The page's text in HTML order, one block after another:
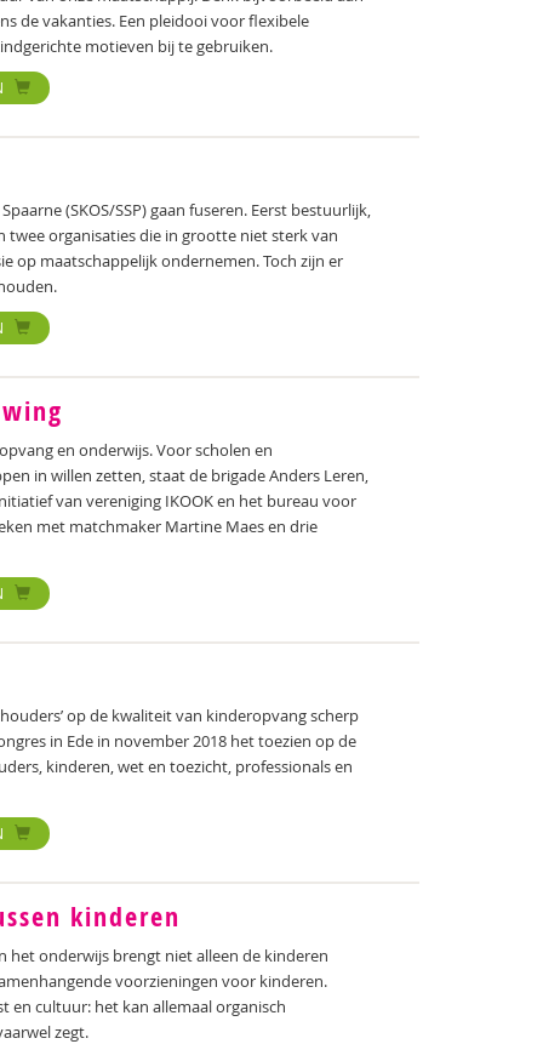
de vakanties. Een pleidooi voor flexibele
motieven bij te gebruiken.
(SKOS/SSP) gaan fuseren. Eerst bestuurlijk,
twee organisaties die in grootte niet sterk van
op maatschappelijk ondernemen. Toch zijn er
en onderwijs. Voor scholen en
in willen zetten, staat de brigade Anders Leren,
van vereniging IKOOK en het bureau voor
met matchmaker Martine Maes en drie
op de kwaliteit van kinderopvang scherp
in Ede in november 2018 het toezien op de
kinderen, wet en toezicht, professionals en
kinderen
het onderwijs brengt niet alleen de kinderen
voorzieningen voor kinderen.
en cultuur: het kan allemaal organisch
zegt.